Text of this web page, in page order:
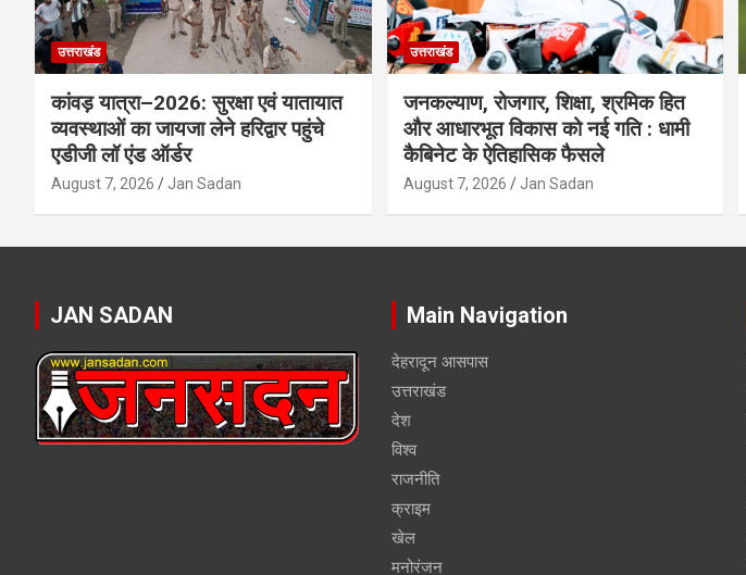
उत्तराखंड
कांवड़ यात्रा–2026: सुरक्षा एवं यातायात
व्यवस्थाओं का जायजा लेने हरिद्वार पहुंचे
एडीजी लॉ एंड ऑर्डर
August 7, 2026 Jan Sadan
उत्तराखंड
जनकल्याण, रोजगार, शिक्षा, श्रमिक हित
और आधारभूत विकास को नई गति : धामी
कैबिनेट के ऐतिहासिक फैसले
August 7, 2026 Jan Sadan
JAN SADAN Main Navigation
देहरादून आसपास
उत्तराखंड
देश
विश्व
राजनीति
क्राइम
खेल
मनोरंजन